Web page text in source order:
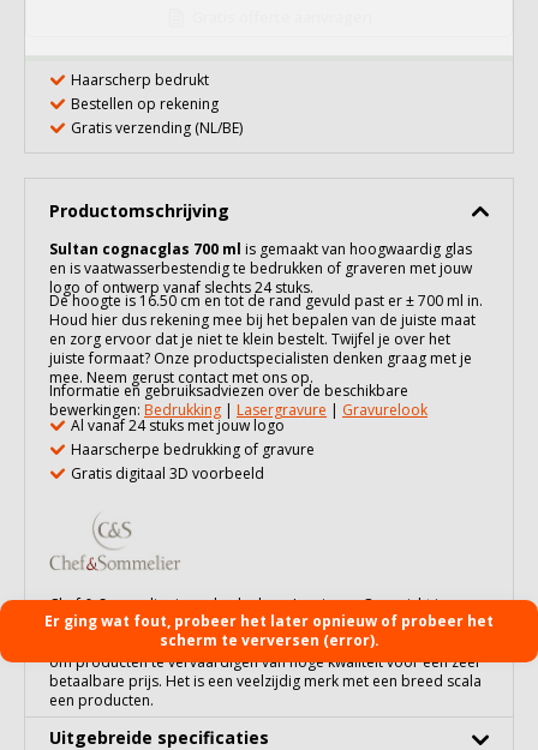
Haarscherp bedrukt
Bestellen op rekening
Gratis verzending (NL/BE)
Productomschrijving
Sultan cognacglas 700 ml is gemaakt van hoogwaardig glas
en is vaatwasserbestendig te bedrukken of graveren met jouw
logo of ontwerp vanaf slechts 24 stuks.
De hoogte is 16.50 cm en tot de rand gevuld past er ± 700 ml in.
Houd hier dus rekening mee bij het bepalen van de juiste maat
en zorg ervoor dat je niet te klein bestelt. Twijfel je over het
juiste formaat? Onze productspecialisten denken graag met je
mee. Neem gerust contact met ons op.
Informatie en gebruiksadviezen over de beschikbare
bewerkingen: Bedrukking | Lasergravure | Gravurelook
Al vanaf 24 stuks met jouw logo
Haarscherpe bedrukking of gravure
Gratis digitaal 3D voorbeeld
Chef & Sommelier is onderdeel van Luminarc. Opgericht in
Arques in 1948, en nu een van de belangrijkste serviesmerken
ter wereld. Met zijn hoge productiecapaciteit is Luminarc in staat
om producten te vervaardigen van hoge kwaliteit voor een zeer
betaalbare prijs. Het is een veelzijdig merk met een breed scala
een producten.
Uitgebreide specificaties
Er ging wat fout, probeer het later opnieuw of probeer het
scherm te verversen (error).